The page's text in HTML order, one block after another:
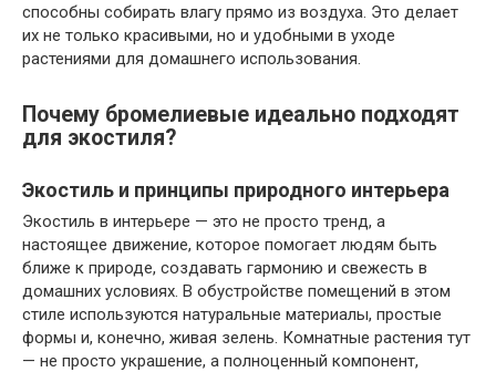
способны собирать влагу прямо из воздуха. Это делает
их не только красивыми, но и удобными в уходе
растениями для домашнего использования.
Почему бромелиевые идеально подходят
для экостиля?
Экостиль и принципы природного интерьера
Экостиль в интерьере — это не просто тренд, а
настоящее движение, которое помогает людям быть
ближе к природе, создавать гармонию и свежесть в
домашних условиях. В обустройстве помещений в этом
стиле используются натуральные материалы, простые
формы и, конечно, живая зелень. Комнатные растения тут
— не просто украшение, а полноценный компонент,